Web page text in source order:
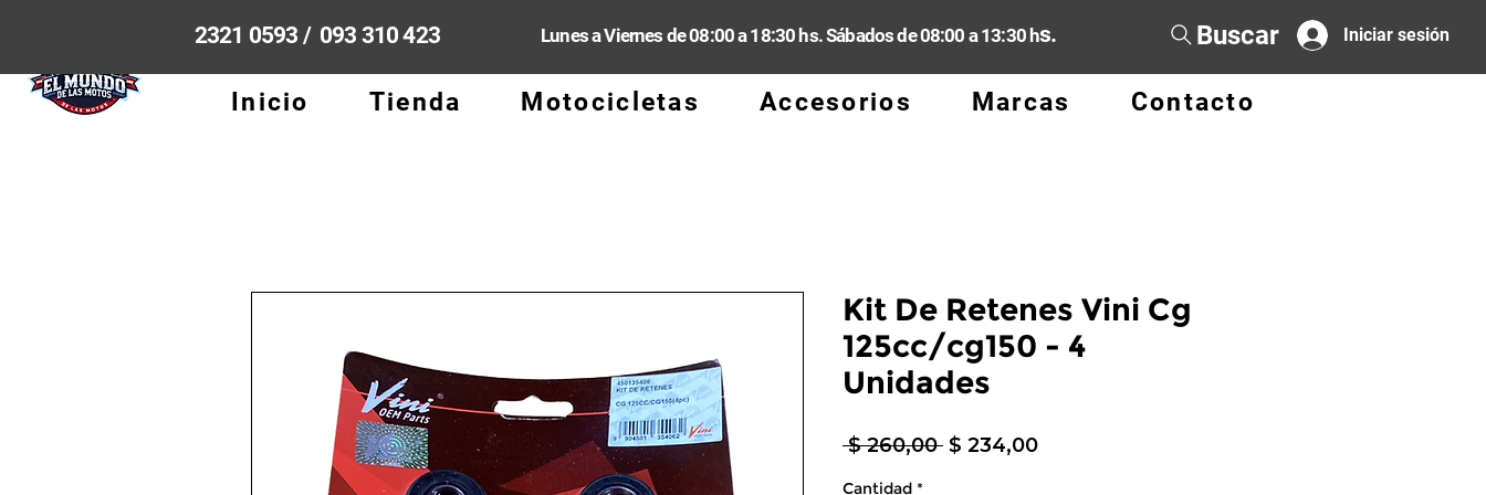
2321 0593 / 093 310 423 Lunes a Viernes de 08:00 a 18:30 hs. Sábados de 08:00 a 13:30 hs. Buscar Iniciar sesión
Inicio Tienda Motocicletas Accesorios Marcas Contacto
Kit De Retenes Vini Cg
125cc/cg150 - 4
Unidades
$ 260,00 Precio
$ 234,00Precio
Cantidad *